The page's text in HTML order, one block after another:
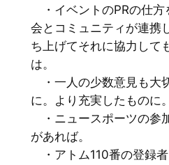
・イベントのPRの仕方
会とコミュニティが連
ち上げてそれに協力して
は。
・一人の少数意見も大
に。より充実したものに
・ニュースポーツの参
があれば。
・アトム110番の登録